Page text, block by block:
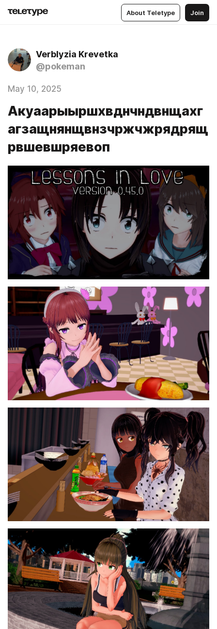
About Teletype Join
Verblyzia Krevetka
@pokeman
May 10, 2025
Акуаарыыршхвднчндвнщахг
агзащнянщвнзчржчжрядрящ
рвшевшряевоп